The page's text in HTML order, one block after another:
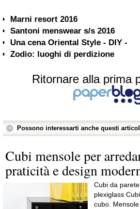
Santoni menswear s/s 2016
Una cena Oriental Style - DIY -
Zodio: luoghi di perdizione
Ritornare alla prima
Possono interessarti anche questi
Cubi mensole per
praticità e design
Cubi da
plexiglass
cubo.